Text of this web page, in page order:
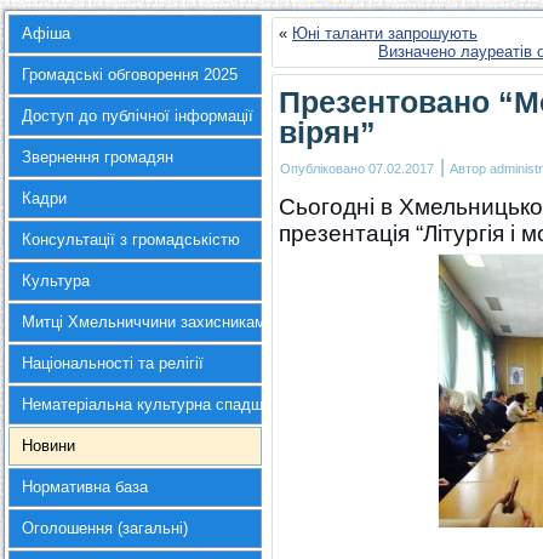
Афіша
Громадські обговорення 2025
Доступ до публічної інформації
Звернення громадян
Кадри
Консультації з громадськістю
Культура
Митці Хмельниччини захисникам України
Національності та релігії
Нематеріальна культурна спадщина
Новини
Нормативна база
Оголошення (загальні)
« Юні таланти запрошують
Визначено лауреатів
Презентовано
вірян”
Опубліковано 07.02.2017 | Автор
Сьогодні в
презентація “Літургія і